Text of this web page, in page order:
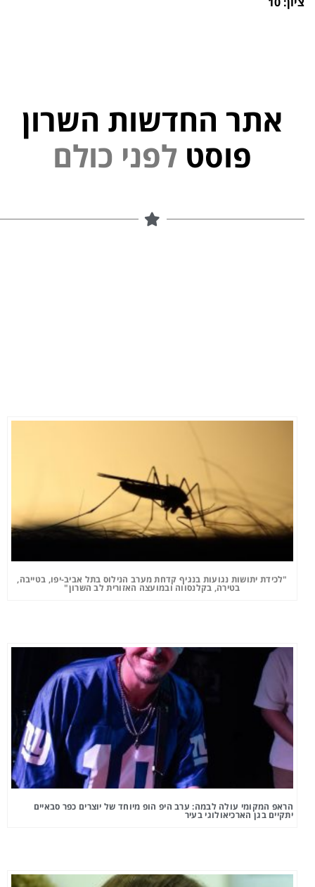
אתר החדשות השרון
פוסט
"לכידת יתושות נגועות בנגיף קדחת מערב הנילוס בתל אביב-יפו, בטייבה,
בטירה, בקלנסווה ובמועצה האזורית לב השרון"
הראפ המקומי עולה לבמה: ערב היפ הופ מיוחד של יוצרים כפר סבאיים
יתקיים בגן הארכיאולוגי בעיר